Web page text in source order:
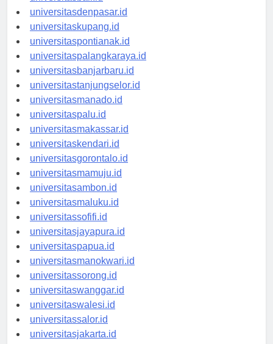
universitasbali.id
universitasdenpasar.id
universitaskupang.id
universitaspontianak.id
universitaspalangkaraya.id
universitasbanjarbaru.id
universitastanjungselor.id
universitasmanado.id
universitaspalu.id
universitasmakassar.id
universitaskendari.id
universitasgorontalo.id
universitasmamuju.id
universitasambon.id
universitasmaluku.id
universitassofifi.id
universitasjayapura.id
universitaspapua.id
universitasmanokwari.id
universitassorong.id
universitaswanggar.id
universitaswalesi.id
universitassalor.id